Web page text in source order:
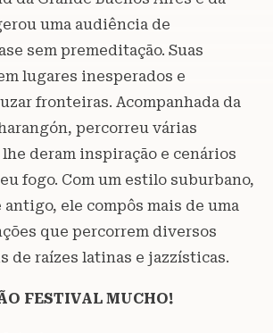
uma audiência de
sem premeditação. Suas
lugares inesperados e
fronteiras. Acompanhada da
percorreu várias
deram inspiração e cenários
fogo. Com um estilo suburbano,
ele compôs mais de uma
que percorrem diversos
de raízes latinas e jazzísticas.
FESTIVAL MUCHO!